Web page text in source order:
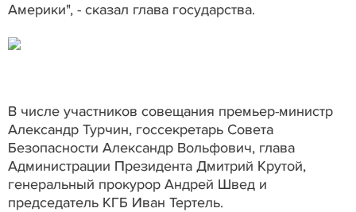
Америки", - сказал глава государства.
В числе участников совещания премьер-министр
Александр Турчин, госсекретарь Совета
Безопасности Александр Вольфович, глава
Администрации Президента Дмитрий Крутой,
генеральный прокурор Андрей Швед и
председатель КГБ Иван Тертель.